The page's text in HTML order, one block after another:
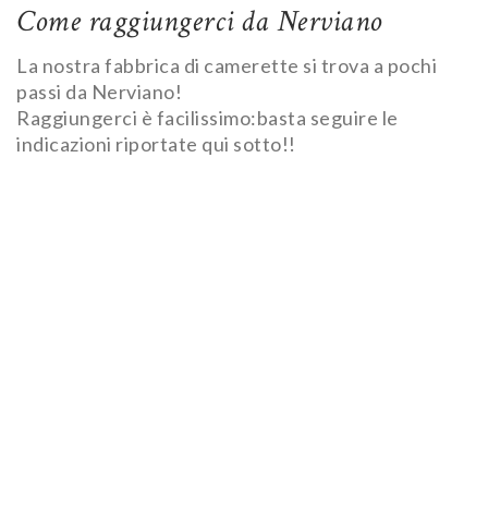
Come raggiungerci da Nerviano
La nostra fabbrica di camerette si trova a pochi
passi da Nerviano!
Raggiungerci è facilissimo:basta seguire le
indicazioni riportate qui sotto!!